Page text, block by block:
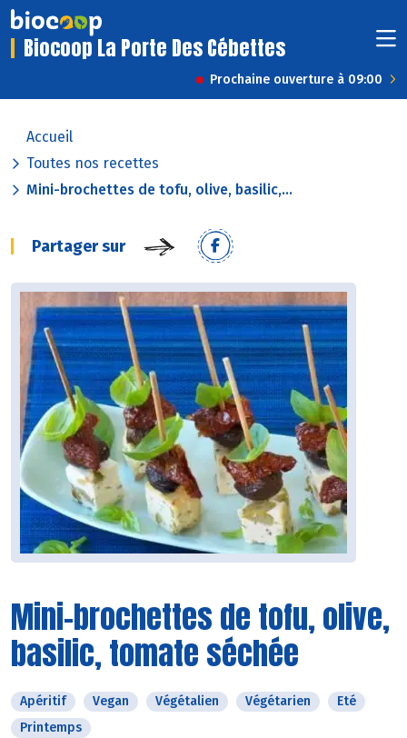
Biocoop La Porte Des Cébettes
Prochaine ouverture à 09:00
Accueil
Toutes nos recettes
Mini-brochettes de tofu, olive, basilic,...
Partager sur
Mini-brochettes de tofu, olive,
basilic, tomate séchée
Apéritif Vegan Végétalien Végétarien
Eté
Printemps